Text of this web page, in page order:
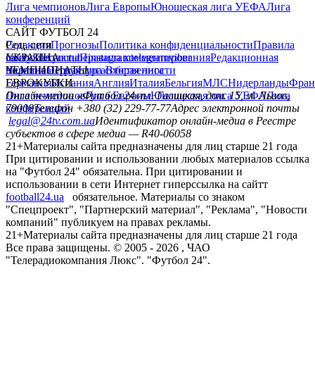
Лига чемпионовЛига ЕвропыЮношеская лига УЕФАЛига
конференций
САЙТ ФУТБОЛ 24
РедакцияПрогнозыПолитика конфиденциальностиПравила
сайтуКонтактыПравила комментированияРедакционная
политикаСтруктура собственности
Соц. сети
facebookxyoutubeinstagramtelegramviber
УКРАИНА
УкраинаПервая лигаВторая лига
ЧЕМПИОНАТЫ
ГерманияИспанияАнглияИталияБельгияМЛСНидерланды
ЕВРОКУБКИ
Лига чемпионовЛига ЕвропыЮношеская лига УЕФАЛига
конференций
Онлайн-медиа «Футбол 24»пл. Галицкая, дом. 15, м. Львов,
79008Телефон +380 (32) 229-77-77Адрес электронной почты
legal@24tv.com.uaИдентификатор онлайн-медиа в Реестре
субъектов в сфере медиа — R40-06058
21+Материалы сайта предназначены для лиц старше 21 года
При цитировании и использовании любых материалов ссылка
на "Футбол 24" обязательна. При цитировании и
использовании в сети Интернет гиперссылка на сайтт
football24.ua
обязательное. Материалы со знаком
"Спецпроект", "Партнерский материал", "Реклама", "Новости
компаний" публикуем на правах рекламы.
21+Материалы сайта предназначены для лиц старше 21 года
Все права защищены. © 2005 - 2026 , ЧАО
"Телерадиокомпания Люкс". "Футбол 24".